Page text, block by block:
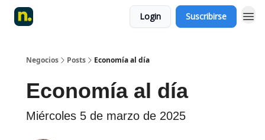
Login Suscribirse
Negocios Posts Economía al día
Economía al día
Miércoles 5 de marzo de 2025